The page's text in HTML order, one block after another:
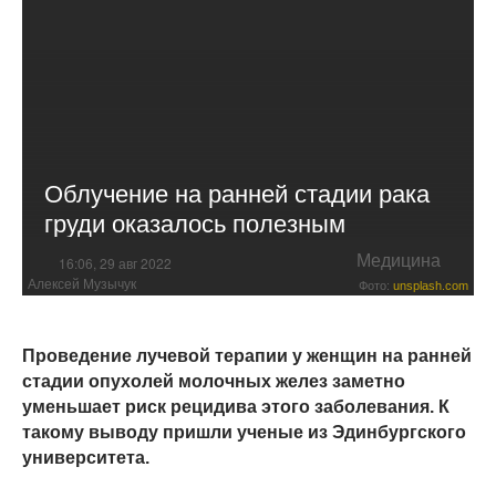
Облучение на ранней стадии рака
груди оказалось полезным
16:06, 29 авг 2022 Медицина
Алексей Музычук Фото: unsplash.com
Проведение лучевой терапии у женщин на ранней
стадии опухолей молочных желез заметно
уменьшает риск рецидива этого заболевания. К
такому выводу пришли ученые из Эдинбургского
университета.